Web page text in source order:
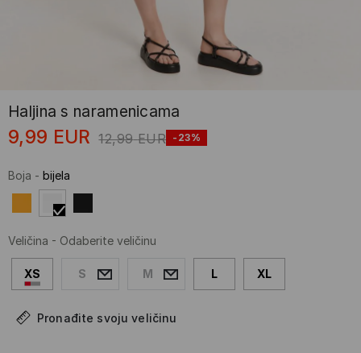
Haljina s naramenicama
9,99 EUR 12,99 EUR -23%
Boja - bijela
Veličina - Odaberite veličinu
XS S M L XL
Pronađite svoju veličinu